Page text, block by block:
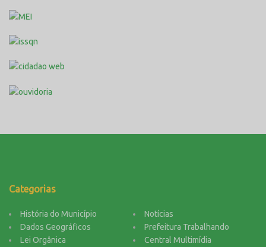
Categorias
História do Município
Dados Geográficos
Lei Orgânica
Notícias
Prefeitura Trabalhando
Central Multimídia